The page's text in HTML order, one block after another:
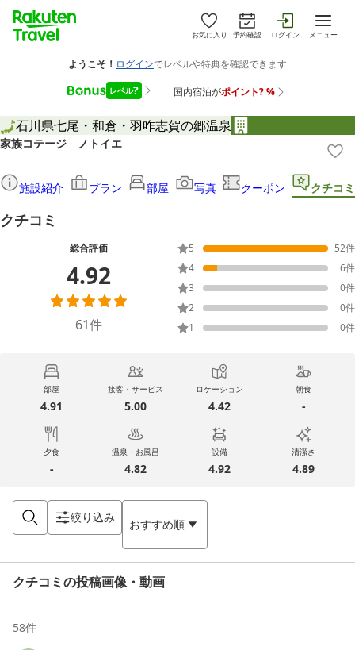
お気に入り 予約確認 ログイン メニュー
石川県七尾・和倉・羽咋志賀の郷温泉
家族コテージ ノトイエ
施設紹介 プラン 部屋 写真 クーポン クチコミ
クチコミ
総合評価
4.92
61件
5 52件
4
6件
3
0件
2
0件
1
0件
部屋
4.91
接客・サービス
5.00
ロケーション
4.42
朝食
-
夕食
-
温泉・お風呂
4.82
設備
4.92
清潔さ
4.89
絞り込み おすすめ順
クチコミの投稿画像・動画
58件